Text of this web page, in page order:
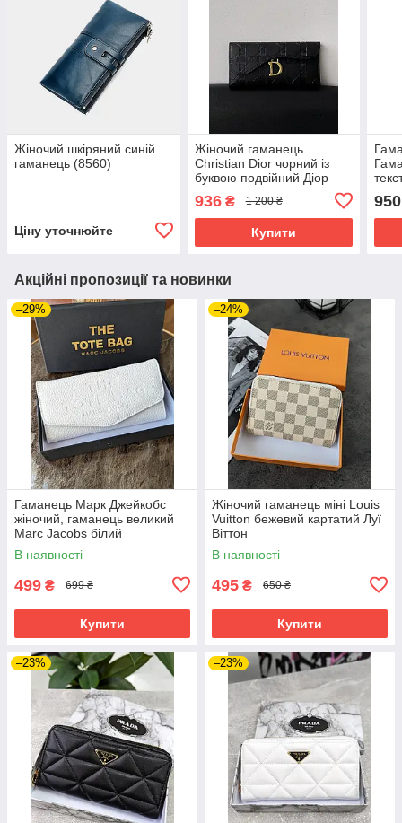
Жіночий шкіряний синій
гаманець (8560)
Ціну уточнюйте
Жіночий гаманець
Christian Dior чорний із
буквою подвійний Діор
936₴ 1 200 ₴
Купити
950
Акційні пропозиції та новинки
–29%
Гаманець Марк Джейкобс
жіночий, гаманець великий
Marc Jacobs білий
В наявності
499 ₴ 699 ₴
Купити
–24%
Жіночий гаманець міні Louis
Vuitton бежевий картатий Луї
Віттон
В наявності
495 ₴ 650 ₴
Купити
–23% –23%